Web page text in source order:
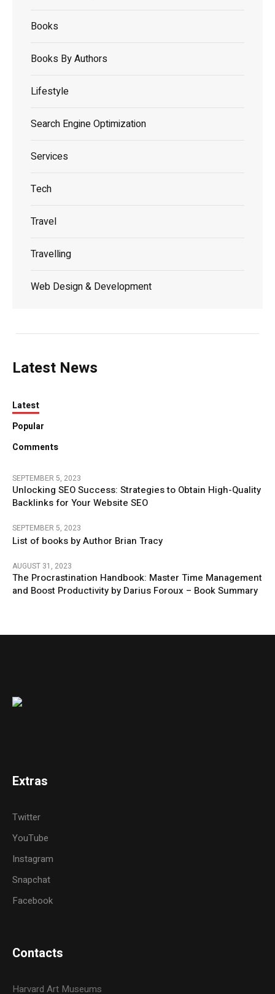
Books
Books By Authors
Lifestyle
Search Engine Optimization
Services
Tech
Travel
Travelling
Web Design & Development
Latest News
Latest
Popular
Comments
SEPTEMBER 5, 2023
Unlocking SEO Success: Strategies to Obtain High-Quality
Backlinks for Your Website SEO
SEPTEMBER 5, 2023
List of books by Author Brian Tracy
AUGUST 31, 2023
The Procrastination Handbook: Master Time Management
and Boost Productivity by Darius Foroux – Book Summary
Extras
Twitter
YouTube
Instagram
Snapchat
Facebook
Contacts
Harvard Art Museums